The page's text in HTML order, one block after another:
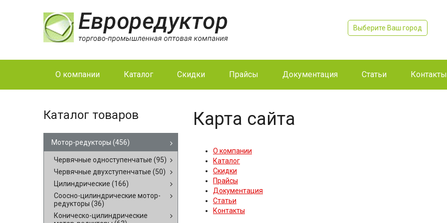
Выберите Ваш город
О компании Каталог Скидки Прайсы Документация Статьи Контакты
Каталог товаров
Мотор-редукторы (456)
Червячные одноступенчатые (95)
Червячные двухступенчатые (50)
Цилиндрические (166)
Соосно-цилиндрические мотор-
редукторы (36)
Коническо-цилиндрические
Карта сайта
О компании
Каталог
Скидки
Прайсы
Документация
Статьи
Контакты